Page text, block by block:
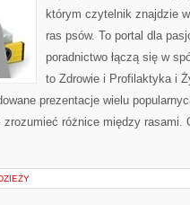
którym czytelnik znajdzie
ras psów. To portal dla
poradnictwo łączą się w
to Zdrowie i Profilaktyka i
prezentacje wielu
różnice między rasami.